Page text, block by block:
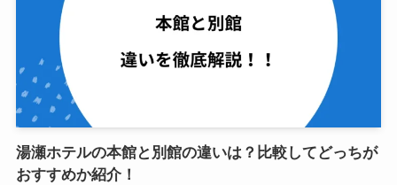
湯瀬ホテルの本館と別館の違いは？比較してどっちが
おすすめか紹介！